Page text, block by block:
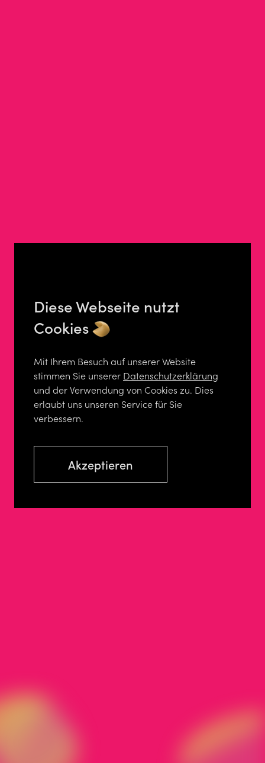
Diese Webseite nutzt
Cookies
Mit Ihrem Besuch auf unserer Website
stimmen Sie unserer Datenschutzerklärung
und der Verwendung von Cookies zu. Dies
erlaubt uns unseren Service für Sie
verbessern.
Akzeptieren